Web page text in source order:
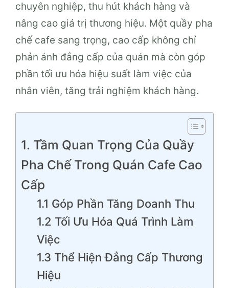
chuyên nghiệp, thu hút khách hàng và
nâng cao giá trị thương hiệu. Một quầy pha
chế cafe sang trọng, cao cấp không chỉ
phản ánh đẳng cấp của quán mà còn góp
phần tối ưu hóa hiệu suất làm việc của
nhân viên, tăng trải nghiệm khách hàng.
1. Tầm Quan Trọng Của Quầy
Pha Chế Trong Quán Cafe Cao
Cấp
1.1 Góp Phần Tăng Doanh Thu
1.2 Tối Ưu Hóa Quá Trình Làm
Việc
1.3 Thể Hiện Đẳng Cấp Thương
Hiệu